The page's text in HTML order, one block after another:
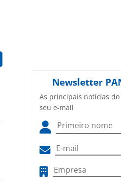
Newsletter
As principais notícias
seu e-mail